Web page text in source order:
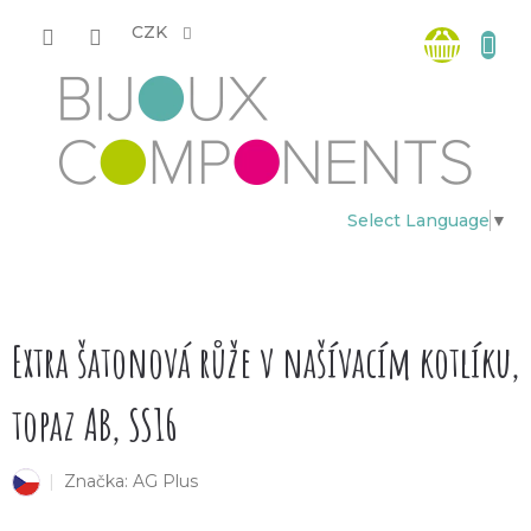
CZK
Select Language ▼
košík
o
s
Extra šatonová růže v našívacím kotlíku,
topaz AB, SS16
Značka: AG Plus